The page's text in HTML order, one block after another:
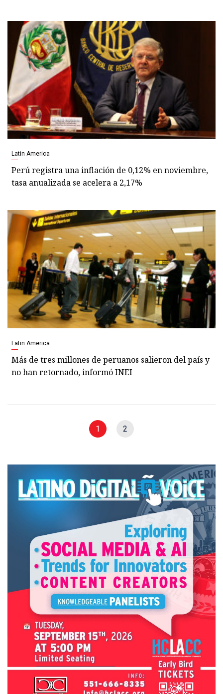
Latin America
Perú registra una inflación de 0,12% en noviembre,
tasa anualizada se acelera a 2,17%
Latin America
Más de tres millones de peruanos salieron del país y
no han retornado, informó INEI
1 2